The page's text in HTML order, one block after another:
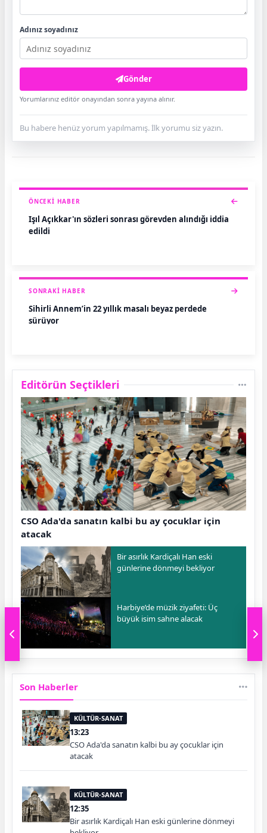
Adınız soyadınız
Gönder
Yorumlarınız editör onayından sonra yayına alınır.
Bu habere henüz yorum yapılmamış. İlk yorumu siz yazın.
ÖNCEKI HABER
Işıl Açıkkar'ın sözleri sonrası görevden alındığı iddia
edildi
SONRAKI HABER
Sihirli Annem’in 22 yıllık masalı beyaz perdede
sürüyor
Editörün Seçtikleri
CSO Ada'da sanatın kalbi bu ay çocuklar için
atacak
Bir asırlık Kardiçalı Han eski
günlerine dönmeyi bekliyor
Harbiye’de müzik ziyafeti: Üç
büyük isim sahne alacak
Son Haberler
KÜLTÜR-SANAT
13:23
CSO Ada'da sanatın kalbi bu ay çocuklar için
atacak
KÜLTÜR-SANAT
12:35
Bir asırlık Kardiçalı Han eski günlerine dönmeyi